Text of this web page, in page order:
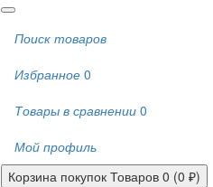
Поиск товаров
Избранное 0
Товары в сравнении 0
Мой профиль
Корзина покупок Товаров 0 (0 ₽)